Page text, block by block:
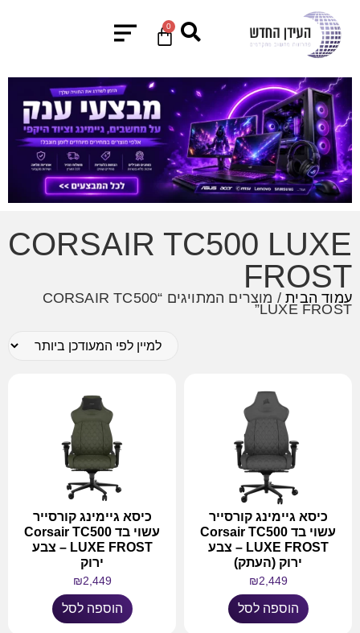
0
CORSAIR TC500 LUXE
FROST
עמוד הבית / מוצרים המתויגים “CORSAIR TC500
LUXE FROST”
כיסא גיימינג קורסייר
עשוי בד Corsair TC500
LUXE FROST – צבע
ירוק (העתק)
₪2,449
הוספה לסל
כיסא גיימינג קורסייר
עשוי בד Corsair TC500
LUXE FROST – צבע
ירוק
₪2,449
הוספה לסל